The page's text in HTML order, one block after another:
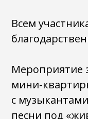
Всем
Мероприятие
мини-
с
песни под